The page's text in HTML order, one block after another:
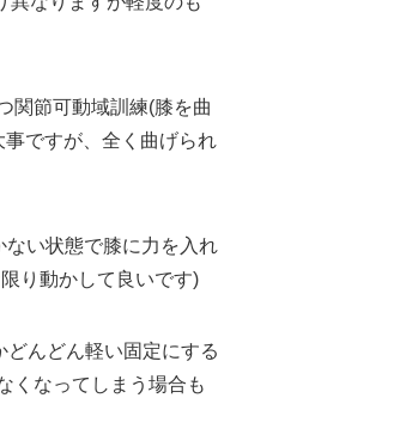
関節可動域訓練(膝を曲
ですが、全く曲げられ
い状態で膝に力を入れ
り動かして良いです)
んどん軽い固定にする
くなってしまう場合も